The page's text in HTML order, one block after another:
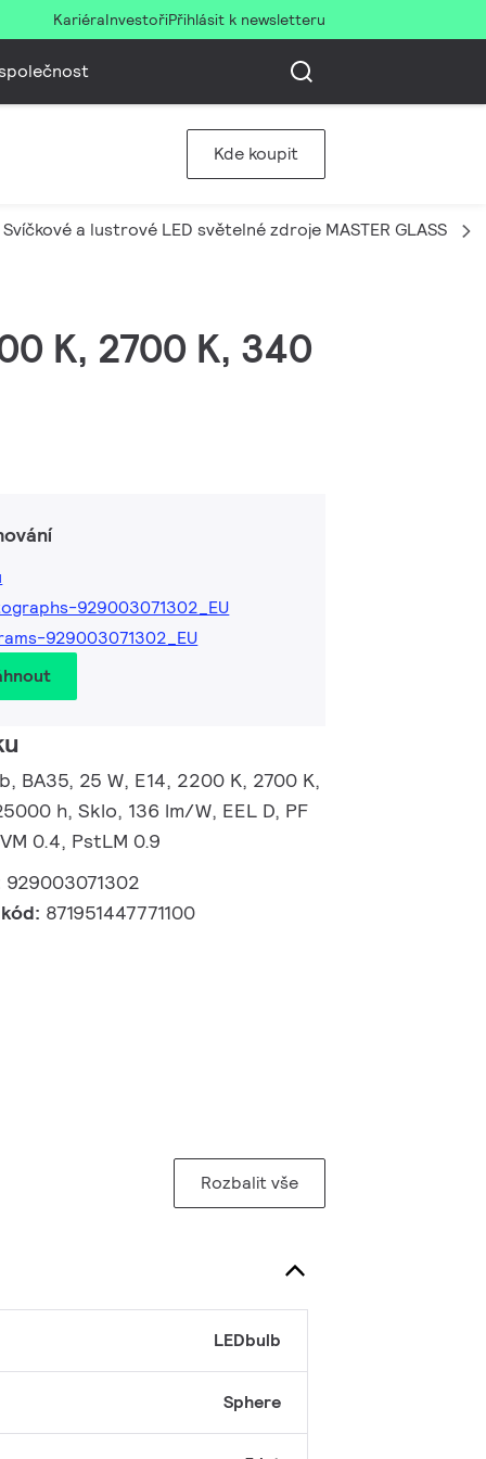
KariéraInvestořiPřihlásit k newsletteru
Kde koupit
Svíčkové a lustrové LED světelné zdroje MASTER GLASS
K, 2700 K, 340
929003071302_EU
929003071302_EU
BA35, 25 W, E14, 2200 K, 2700 K,
h, Sklo, 136 lm/W, EEL D, PF
0.4, PstLM 0.9
929003071302
871951447771100
Rozbalit vše
LEDbulb
Sphere